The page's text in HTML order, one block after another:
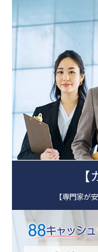
【専門家が